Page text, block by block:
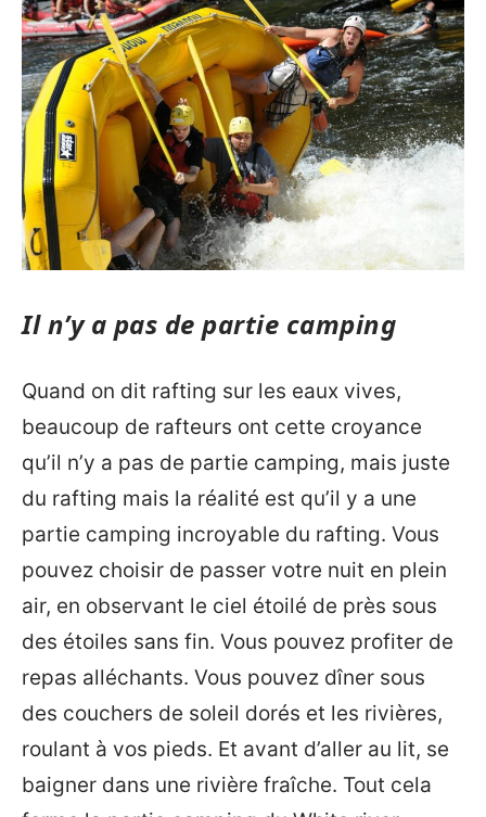
Il n’y a pas de partie camping
Quand on dit rafting sur les eaux vives,
beaucoup de rafteurs ont cette croyance
qu’il n’y a pas de partie camping, mais juste
du rafting mais la réalité est qu’il y a une
partie camping incroyable du rafting. Vous
pouvez choisir de passer votre nuit en plein
air, en observant le ciel étoilé de près sous
des étoiles sans fin. Vous pouvez profiter de
repas alléchants. Vous pouvez dîner sous
des couchers de soleil dorés et les rivières,
roulant à vos pieds. Et avant d’aller au lit, se
baigner dans une rivière fraîche. Tout cela